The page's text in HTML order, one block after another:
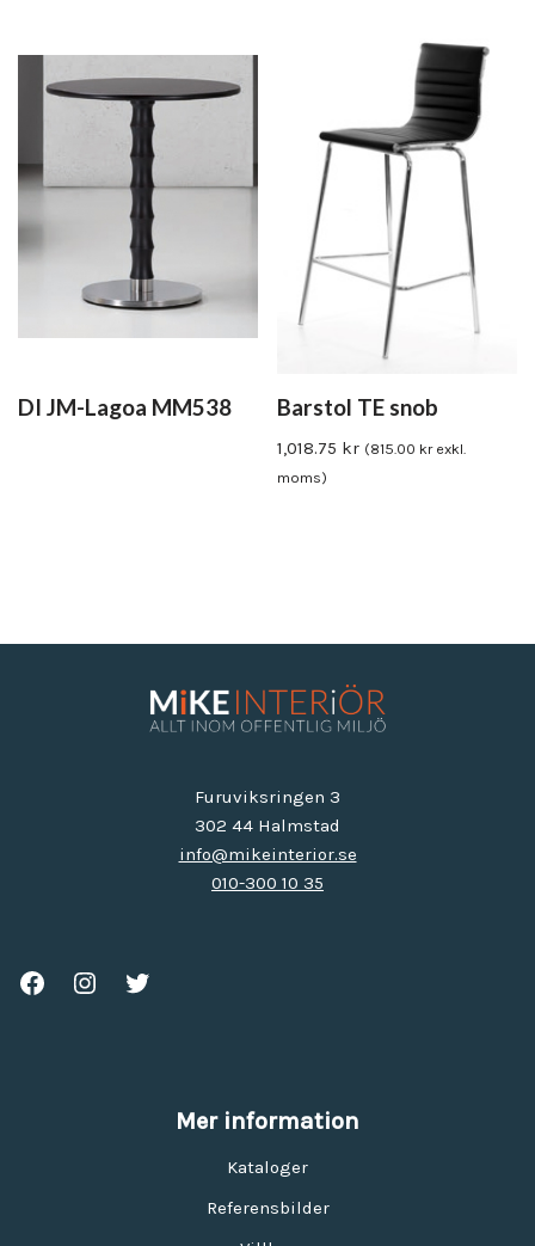
DI JM-Lagoa MM538 Barstol TE snob
1,018.75 kr (815.00 krexkl.
moms)
Furuviksringen 3
302 44 Halmstad
info@mikeinterior.se
010-300 10 35
Mer information
Kataloger
Referensbilder